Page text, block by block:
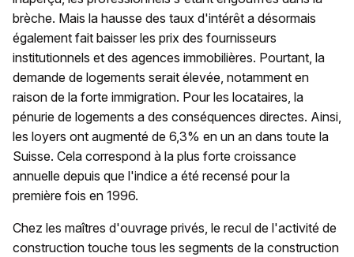
brèche. Mais la hausse des taux d'intérêt a désormais
également fait baisser les prix des fournisseurs
institutionnels et des agences immobilières. Pourtant, la
demande de logements serait élevée, notamment en
raison de la forte immigration. Pour les locataires, la
pénurie de logements a des conséquences directes. Ainsi,
les loyers ont augmenté de 6,3% en un an dans toute la
Suisse. Cela correspond à la plus forte croissance
annuelle depuis que l'indice a été recensé pour la
première fois en 1996.
Chez les maîtres d'ouvrage privés, le recul de l'activité de
construction touche tous les segments de la construction